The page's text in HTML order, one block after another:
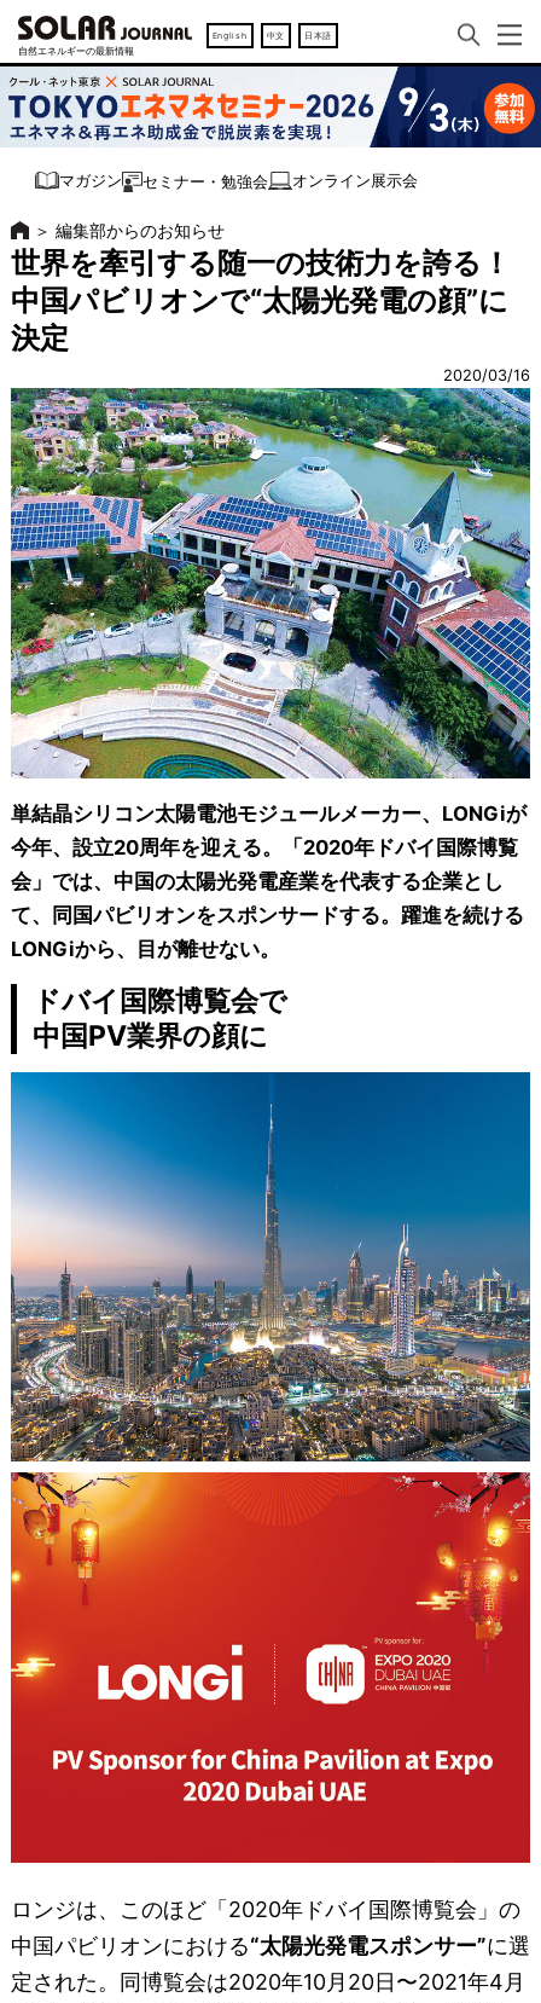
English 中文 日本語
マガジン セミナー・勉強会 オンライン展示会
＞ 編集部からのお知らせ
世界を牽引する随一の技術力を誇る！
中国パビリオンで“太陽光発電の顔”に
決定
2020/03/16
単結晶シリコン太陽電池モジュールメーカー、LONGiが
今年、設立20周年を迎える。「2020年ドバイ国際博覧
会」では、中国の太陽光発電産業を代表する企業とし
て、同国パビリオンをスポンサードする。躍進を続ける
LONGiから、目が離せない。
ドバイ国際博覧会で
中国PV業界の顔に
ロンジは、このほど「2020年ドバイ国際博覧会」の
中国パビリオンにおける“太陽光発電スポンサー”に選
定された。同博覧会は2020年10月20日〜2021年4月